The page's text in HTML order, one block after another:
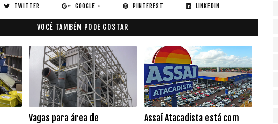
TWITTER GOOGLE + PINTEREST LINKEDIN
VOCÊ TAMBÉM PODE GOSTAR
Vagas para área de
Assaí Atacadista está com